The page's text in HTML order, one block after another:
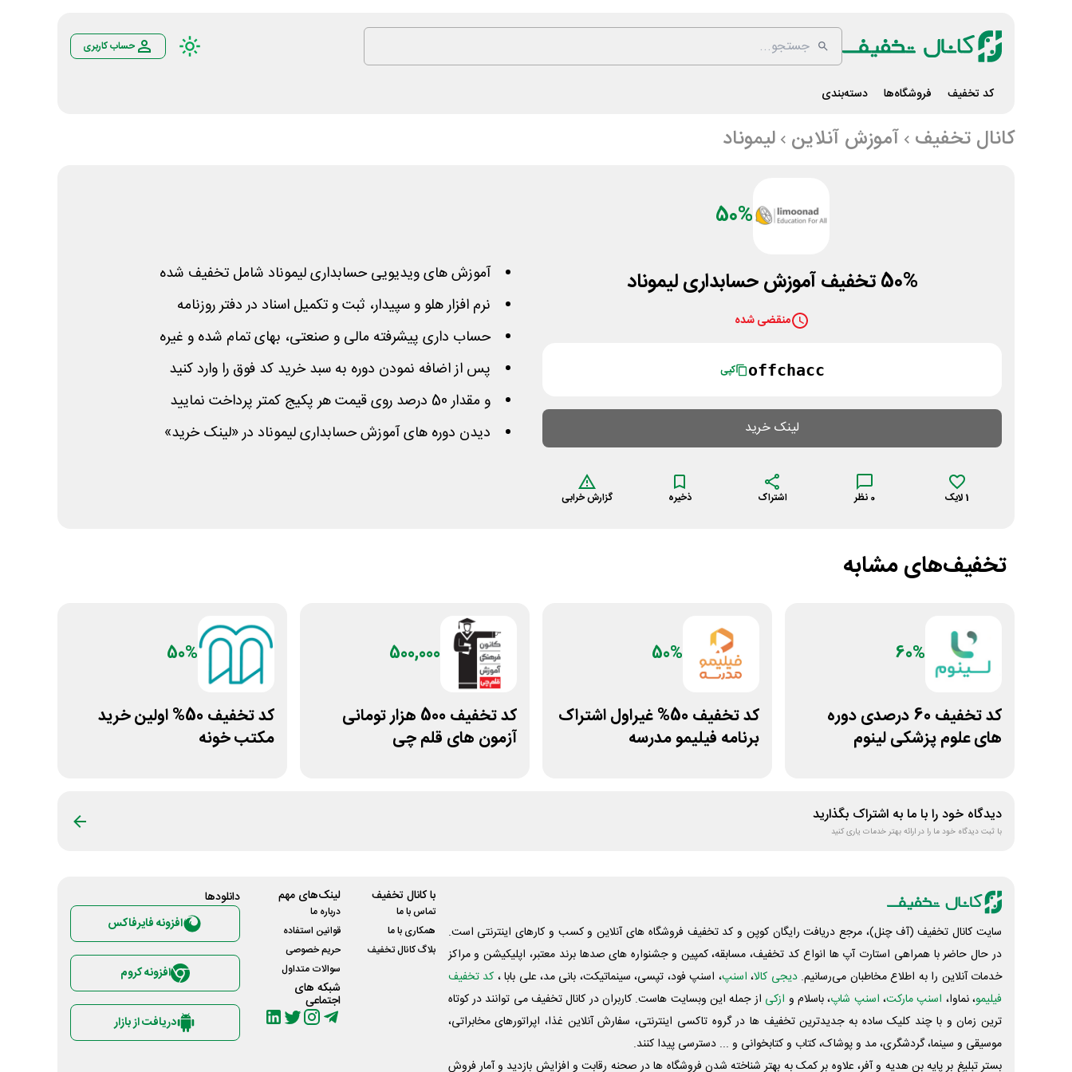
حساب کاربری
کد تخفیف فروشگاه‌ها دسته‌بندی
کانال تخفیف آموزش آنلاین لیموناد
50%
50% تخفیف آموزش حسابداری لیموناد
منقضی شده
offchacc کپی
لینک خرید
1 لایک 0 نظر اشتراک ذخیره گزارش خرابی
آموزش های ویدیویی حسابداری لیموناد شامل تخفیف شده
نرم افزار هلو و سپیدار، ثبت و تکمیل اسناد در دفتر روزنامه
حساب داری پیشرفته مالی و صنعتی، بهای تمام شده و غیره
پس از اضافه نمودن دوره به سبد خرید کد فوق را وارد کنید
و مقدار 50 درصد روی قیمت هر پکیج کمتر پرداخت نمایید
دیدن دوره های آموزش حسابداری لیموناد در «لینک خرید»
تخفیف‌های مشابه
60%
کد تخفیف 60 درصدی دوره
های علوم پزشکی لینوم
50%
کد تخفیف 50% غیراول اشتراک
برنامه فیلیمو مدرسه
500,000
کد تخفیف 500 هزار تومانی
آزمون های قلم چی
50%
کد تخفیف 50% اولین خرید
مکتب خونه
دیدگاه خود را با ما به اشتراک بگذارید
با ثبت دیدگاه خود ما را در ارائه بهتر خدمات یاری کنید
سایت کانال تخفیف (آف چنل)، مرجع دریافت رایگان کوپن و کد تخفیف فروشگاه های آنلاین و کسب و‌ کارهای اینترنتی است.
در حال حاضر با همراهی استارت آپ ها انواع کد تخفیف، مسابقه، کمپین و جشنواره های صدها برند معتبر، اپلیکیشن و مراکز
خدمات آنلاین را به اطلاع مخاطبان می‌رسانیم. دیجی کالا، اسنپ، اسنپ فود، تپسی، سینماتیکت، بانی مد، علی‌ بابا ، کد تخفیف
فیلیمو، نماوا، اسنپ مارکت، اسنپ شاپ، باسلام و ازکی از جمله این وبسایت ‌هاست. کاربران در کانال تخفیف می توانند در کوتاه
ترین زمان و با چند کلیک ساده به جدیدترین تخفیف ها در گروه تاکسی اینترنتی، سفارش آنلاین غذا، اپراتورهای مخابراتی،
موسیقی و سینما، گردشگری، مد و پوشاک، کتاب و کتابخوانی و ... دسترسی پیدا کنند.
بستر تبلیغ بر پایه بن هدیه و آفر، علاوه بر کمک به بهتر شناخته شدن فروشگاه ها در صحنه رقابت و افزایش بازدید و آمار فروش
با کانال تخفیف
تماس با ما
همکاری با ما
بلاگ کانال تخفیف
لینک‌های مهم
درباره ما
قوانین استفاده
حریم خصوصی
سوالات متداول
شبکه های
اجتماعی
دانلود‌ها
افزونه فایرفاکس
افزونه کروم
دریافت از بازار